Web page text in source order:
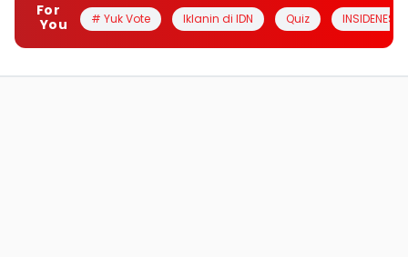
For
You
# Yuk Vote Iklanin di IDN Quiz INSIDENESIA